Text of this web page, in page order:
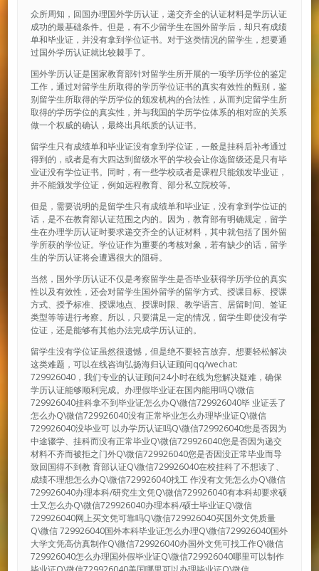
众所周知，回国办理国外学历认证，递交齐全的认证材料是学历认证
成功的最基础条件。但是，有不少留学生在国外留学后，却只有成绩
单和毕业证，并没有拿到学位证书。对于这类情况的留学生，想要通
过国外学历认证就比较棘手了。
国外学历认证是国家教育部针对留学生所开展的一项学历学位的鉴定
工作，通过对留学生所取得的学历学位证书的真实有效性的甄别，鉴
别留学生所取得的学历学位的颁发机构的合法性，从而判定留学生所
取得的学历学位的真实性，并与我国的学历学位体系的相对应的关系
做一个权威的确认，最终出具纸质的认证书。
留学生只有成绩单和毕业证没有拿到学位证，一般是挂科后补考通过
得到的，或者是有大四达到留级水平的学校会让你选留级还是只有毕
业证没有学位证书。同时，有一些学校或者是课程只能颁发毕业证，
并不能颁发学位证，例如远程教育、部分私立院校等。
但是，需要说明的是留学生只有成绩单和毕业证，没有拿到学位证的
话，是不在教育部认证范围之内的。因为，教育部有明确规定，留学
生在办理学历认证时要求递交齐全的认证材料，其中就包括了国外留
学所获的学位证。学位证作为重要的考核对象，若有缺少的话，留学
生的学历认证将会遭遇很大的阻碍。
当然，国外学历认证不仅是考察留学生是否毕业获得学历学位的真实
性以及有效性，还会对留学生国外留学的留学方式、授课目标、授课
方式、授予标准、授课地点、授课时限、教学语言、居留时间、签证
类型等等进行考察。所以，只要满足一定的情况，留学生即使没有学
位证，还是能够有其他办法完成学历认证的。
留学生没有学位证虽然很遗憾，但是绝不要轻言放弃。想要轻松解决
这类难题，可以在线咨询弘扬海归认证顾问qq/wechat:
729926040，我们专业的认证顾问24小时在线为您解决疑难，确保
学历认证能够顺利完成。办理假毕业证在国内能用吗Q\微信
729926040挂科拿不到毕业证怎么办Q\微信729926040毕 业证丢了
怎么办Q\微信729926040没有正常毕业怎么办理毕业证Q\微信
729926040没毕业可 以办学历认证吗Q\微信729926040您是否因为
中途辍学、挂科而没有正常毕业Q\微信729926040您是否因为递交
材料不齐而被拒之门外Q\微信729926040您是否因没正常毕业而导
致回国得不到教 育部认证Q\微信729926040在校挂科了不想读了、
成绩不理想怎么办Q\微信729926040找工 作没有文凭怎么办Q\微信
729926040办理本科/研究生文凭Q\微信729926040有本科却要求硕
士又怎么办Q\微信729926040办理本科/硕士毕业证Q\微信
729926040网上买文凭可靠吗Q\微信729926040买国外文凭质量
Q\微信 729926040国外本科毕业证怎么办理Q\微信729926040国外
大学文凭高仿真制作Q\微信729926040办国外文凭可找工作Q\微信
729926040怎么办理国外假毕业证Q\微信729926040哪里可以制作